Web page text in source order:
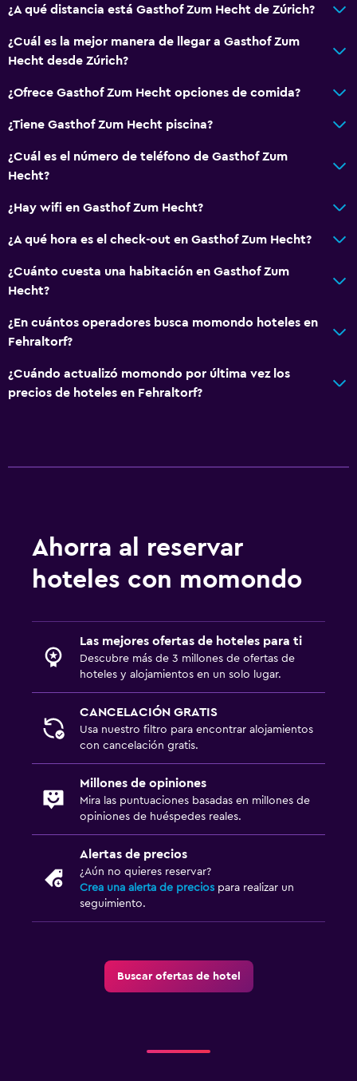
¿A qué distancia está Gasthof Zum Hecht de Zúrich?
¿Cuál es la mejor manera de llegar a Gasthof Zum
Hecht desde Zúrich?
¿Ofrece Gasthof Zum Hecht opciones de comida?
¿Tiene Gasthof Zum Hecht piscina?
¿Cuál es el número de teléfono de Gasthof Zum
Hecht?
¿Hay wifi en Gasthof Zum Hecht?
¿A qué hora es el check-out en Gasthof Zum Hecht?
¿Cuánto cuesta una habitación en Gasthof Zum
Hecht?
¿En cuántos operadores busca momondo hoteles en
Fehraltorf?
¿Cuándo actualizó momondo por última vez los
precios de hoteles en Fehraltorf?
Ahorra al reservar
hoteles con momondo
Las mejores ofertas de hoteles para ti
Descubre más de 3 millones de ofertas de
hoteles y alojamientos en un solo lugar.
CANCELACIÓN GRATIS
Usa nuestro filtro para encontrar alojamientos
con cancelación gratis.
Millones de opiniones
Mira las puntuaciones basadas en millones de
opiniones de huéspedes reales.
Alertas de precios
¿Aún no quieres reservar?
Crea una alerta de precios para realizar un
seguimiento.
Buscar ofertas de hotel